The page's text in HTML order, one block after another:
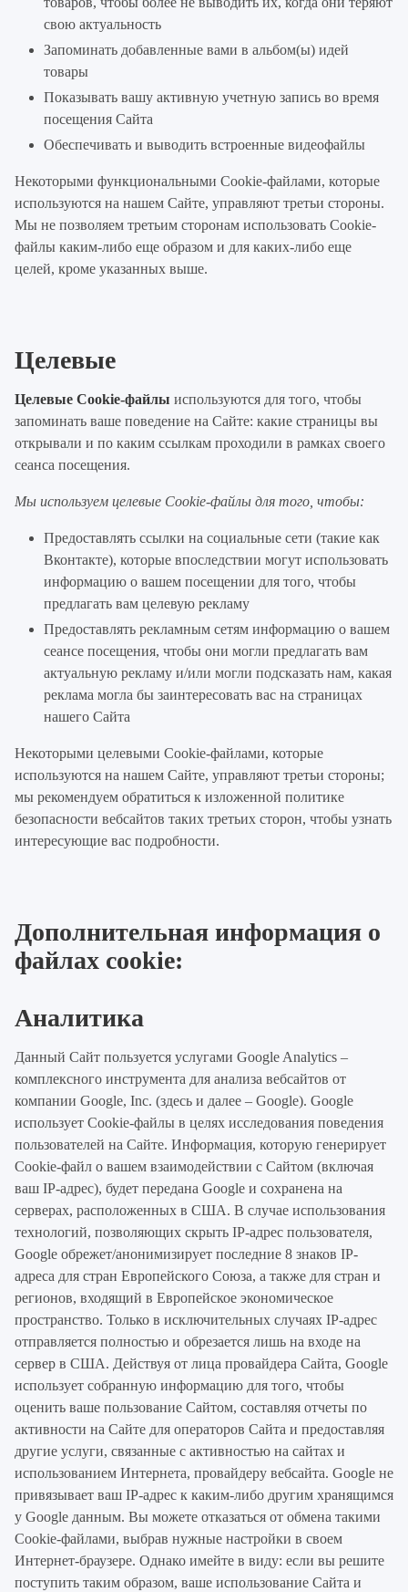
свою актуальность
Запоминать добавленные вами в альбом(ы) идей
товары
Показывать вашу активную учетную запись во время
посещения Сайта
Обеспечивать и выводить встроенные видеофайлы
Некоторыми функциональными Cookie-файлами, которые
используются на нашем Сайте, управляют третьи стороны.
Мы не позволяем третьим сторонам использовать Cookie-
файлы каким-либо еще образом и для каких-либо еще
целей, кроме указанных выше.
Целевые
Целевые Cookie-файлы используются для того, чтобы
запоминать ваше поведение на Сайте: какие страницы вы
открывали и по каким ссылкам проходили в рамках своего
сеанса посещения.
Мы используем целевые Cookie-файлы для того, чтобы:
Предоставлять ссылки на социальные сети (такие как
Вконтакте), которые впоследствии могут использовать
информацию о вашем посещении для того, чтобы
предлагать вам целевую рекламу
Предоставлять рекламным сетям информацию о вашем
сеансе посещения, чтобы они могли предлагать вам
актуальную рекламу и/или могли подсказать нам, какая
реклама могла бы заинтересовать вас на страницах
нашего Сайта
Некоторыми целевыми Cookie-файлами, которые
используются на нашем Сайте, управляют третьи стороны;
мы рекомендуем обратиться к изложенной политике
безопасности вебсайтов таких третьих сторон, чтобы узнать
интересующие вас подробности.
Дополнительная информация о
файлах cookie:
Аналитика
Данный Сайт пользуется услугами Google Analytics –
комплексного инструмента для анализа вебсайтов от
компании Google, Inc. (здесь и далее – Google). Google
использует Cookie-файлы в целях исследования поведения
пользователей на Сайте. Информация, которую генерирует
Cookie-файл о вашем взаимодействии с Сайтом (включая
ваш IP-адрес), будет передана Google и сохранена на
серверах, расположенных в США. В случае использования
технологий, позволяющих скрыть IP-адрес пользователя,
Google обрежет/анонимизирует последние 8 знаков IP-
адреса для стран Европейского Союза, а также для стран и
регионов, входящий в Европейское экономическое
пространство. Только в исключительных случаях IP-адрес
отправляется полностью и обрезается лишь на входе на
сервер в США. Действуя от лица провайдера Сайта, Google
использует собранную информацию для того, чтобы
оценить ваше пользование Сайтом, составляя отчеты по
активности на Сайте для операторов Сайта и предоставляя
другие услуги, связанные с активностью на сайтах и
использованием Интернета, провайдеру вебсайта. Google не
привязывает ваш IP-адрес к каким-либо другим хранящимся
у Google данным. Вы можете отказаться от обмена такими
Cookie-файлами, выбрав нужные настройки в своем
Интернет-браузере. Однако имейте в виду: если вы решите
поступить таким образом, ваше использование Сайта и